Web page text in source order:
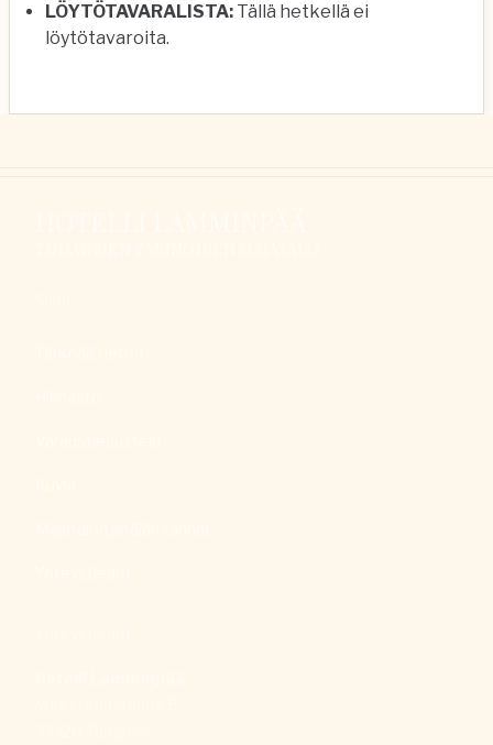
LÖYTÖTAVARALISTA: Tällä hetkellä ei
löytötavaroita.